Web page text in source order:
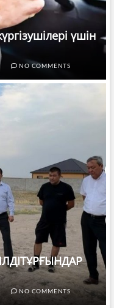
үшін
NO COMMENTS
NO COMMENTS